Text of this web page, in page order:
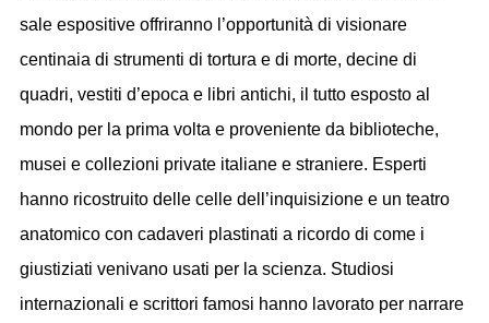
sale espositive offriranno l’opportunità di visionare
centinaia di strumenti di tortura e di morte, decine di
quadri, vestiti d’epoca e libri antichi, il tutto esposto al
mondo per la prima volta e proveniente da biblioteche,
musei e collezioni private italiane e straniere. Esperti
hanno ricostruito delle celle dell’inquisizione e un teatro
anatomico con cadaveri plastinati a ricordo di come i
giustiziati venivano usati per la scienza. Studiosi
internazionali e scrittori famosi hanno lavorato per narrare